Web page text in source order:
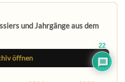
und Jahrgänge aus dem
öffnen
22